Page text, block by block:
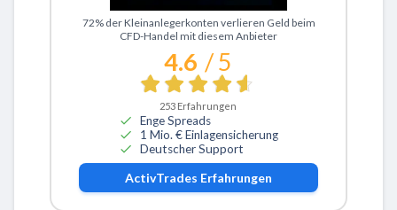
Zu ActivTrades
72% der Kleinanlegerkonten verlieren Geld beim
CFD-Handel mit diesem Anbieter
4.6 / 5
253 Erfahrungen
Enge Spreads
1 Mio. € Einlagensicherung
Deutscher Support
ActivTrades Erfahrungen